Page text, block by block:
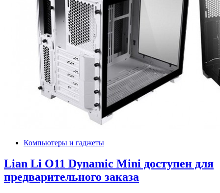
Компьютеры и гаджеты
Lian Li O11 Dynamic Mini доступен для
предварительного заказа